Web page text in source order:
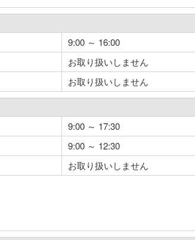
9:00 ～ 16:00
お取り扱いしません
お取り扱いしません
9:00 ～ 17:30
9:00 ～ 12:30
お取り扱いしません